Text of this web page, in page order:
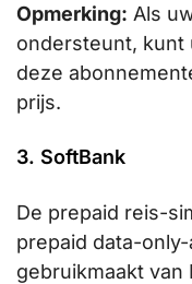
Opmerking: Als
ondersteunt, kunt
deze
prijs.
3. SoftBank
De prepaid reis-
prepaid data-
gebruikmaakt van